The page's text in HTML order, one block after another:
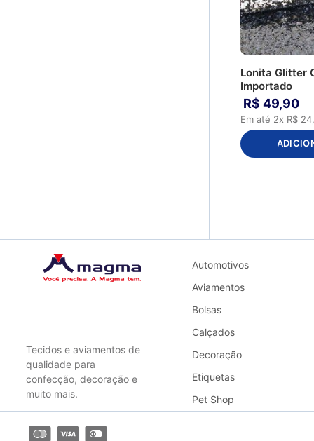
CS004 - Amarelo
Canário
CS006 - Amarelo Ouro
CS014 - Azul Turquesa
CS017 - Bege
CS019 - Bordô
CS020 - Branco
CS023 - Café
CS025 - Caramelo
Lonita Glitter
Importado
R$ 49,90
Em até 2x R$ 24,
Tecidos e aviamentos de
qualidade para
confecção, decoração e
muito mais.
Automotivos
Aviamentos
Bolsas
Calçados
Decoração
Etiquetas
Pet Shop